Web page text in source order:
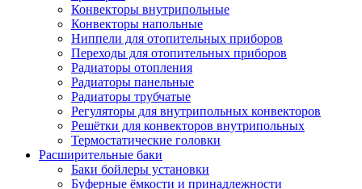
Конвекторы внутрипольные
Конвекторы напольные
Ниппели для отопительных приборов
Переходы для отопительных приборов
Радиаторы отопления
Радиаторы панельные
Радиаторы трубчатые
Регуляторы для внутрипольных конвекторов
Решётки для конвекторов внутрипольных
Термостатические головки
Расширительные баки
Баки бойлеры установки
Буферные ёмкости и принадлежности